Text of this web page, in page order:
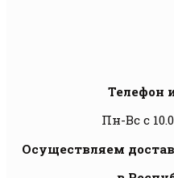
Телефон
Пн-Вс с
Осуществляем